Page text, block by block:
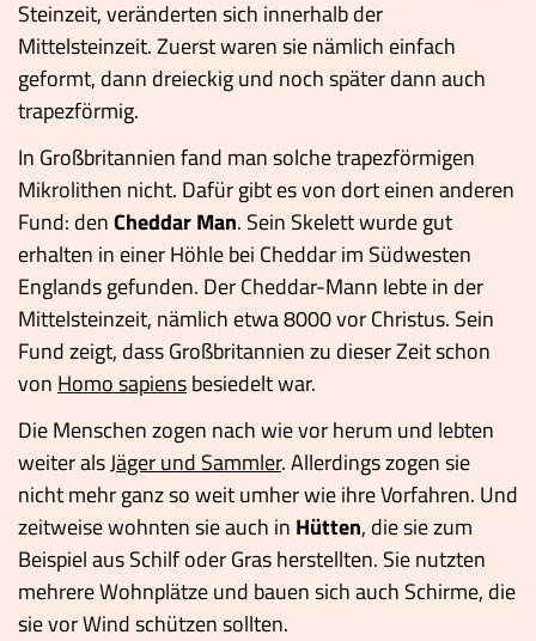
Steinzeit, veränderten sich innerhalb der
Mittelsteinzeit. Zuerst waren sie nämlich einfach
geformt, dann dreieckig und noch später dann auch
trapezförmig.
In Großbritannien fand man solche trapezförmigen
Mikrolithen nicht. Dafür gibt es von dort einen anderen
Fund: denCheddar Man. Sein Skelett wurde gut
erhalten in einer Höhle bei Cheddar im Südwesten
Englands gefunden. Der Cheddar-Mann lebte in der
Mittelsteinzeit, nämlich etwa 8000 vor Christus. Sein
Fund zeigt, dass Großbritannien zu dieser Zeit schon
von Homo sapiensbesiedelt war.
Die Menschen zogen nach wie vor herum und lebten
weiter alsJäger und Sammler. Allerdings zogen sie
nicht mehr ganz so weit umher wie ihre Vorfahren. Und
zeitweise wohnten sie auch in Hütten, die sie zum
Beispiel aus Schilf oder Gras herstellten. Sie nutzten
mehrere Wohnplätze und bauen sich auch Schirme, die
sie vor Wind schützen sollten.